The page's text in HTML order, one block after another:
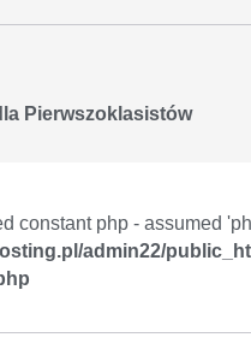
Pierwszoklasistów
constant php - assumed
admin22/